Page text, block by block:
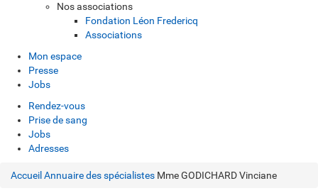
Nos associations
Fondation Léon Fredericq
Associations
Mon espace
Presse
Jobs
Rendez-vous
Prise de sang
Jobs
Adresses
Accueil Annuaire des spécialistes Mme GODICHARD Vinciane